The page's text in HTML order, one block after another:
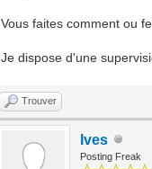
Vous faites comment ou
Je dispose d'une
Trouver
Ives
Posting Freak